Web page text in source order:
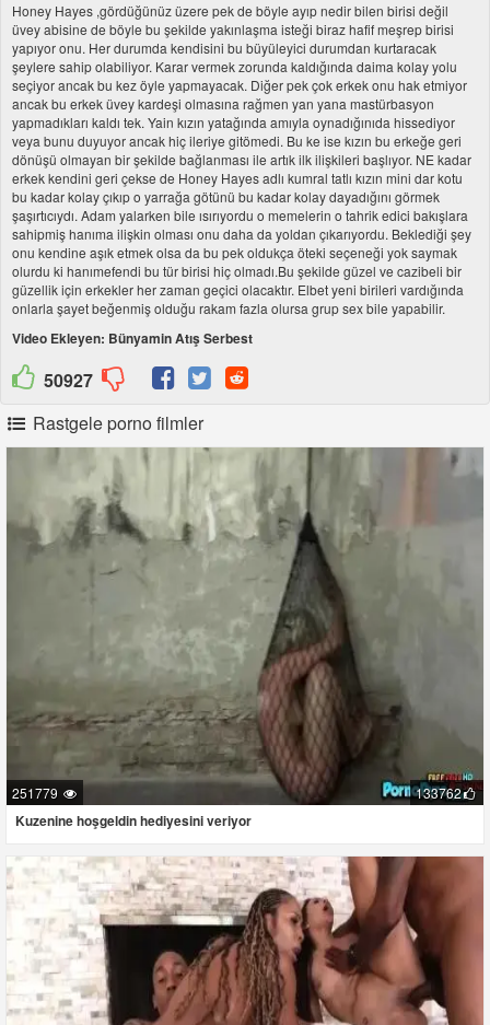
Honey Hayes ,gördüğünüz üzere pek de böyle ayıp nedir bilen birisi değil
üvey abisine de böyle bu şekilde yakınlaşma isteği biraz hafif meşrep birisi
yapıyor onu. Her durumda kendisini bu büyüleyici durumdan kurtaracak
şeylere sahip olabiliyor. Karar vermek zorunda kaldığında daima kolay yolu
seçiyor ancak bu kez öyle yapmayacak. Diğer pek çok erkek onu hak etmiyor
ancak bu erkek üvey kardeşi olmasına rağmen yan yana mastürbasyon
yapmadıkları kaldı tek. Yain kızın yatağında amıyla oynadığınıda hissediyor
veya bunu duyuyor ancak hiç ileriye gitömedi. Bu ke ise kızın bu erkeğe geri
dönüşü olmayan bir şekilde bağlanması ile artık ilk ilişkileri başlıyor. NE kadar
erkek kendini geri çekse de Honey Hayes adlı kumral tatlı kızın mini dar kotu
bu kadar kolay çıkıp o yarrağa götünü bu kadar kolay dayadığını görmek
şaşırtıcıydı. Adam yalarken bile ısırıyordu o memelerin o tahrik edici bakışlara
sahipmiş hanıma ilişkin olması onu daha da yoldan çıkarıyordu. Beklediği şey
onu kendine aşık etmek olsa da bu pek oldukça öteki seçeneği yok saymak
olurdu ki hanımefendi bu tür birisi hiç olmadı.Bu şekilde güzel ve cazibeli bir
güzellik için erkekler her zaman geçici olacaktır. Elbet yeni birileri vardığında
onlarla şayet beğenmiş olduğu rakam fazla olursa grup sex bile yapabilir.
Video Ekleyen: Bünyamin Atış Serbest
1xbet
promosyon50927
Rastgele porno filmler
251779 133762
Kuzenine hoşgeldin hediyesini veriyor